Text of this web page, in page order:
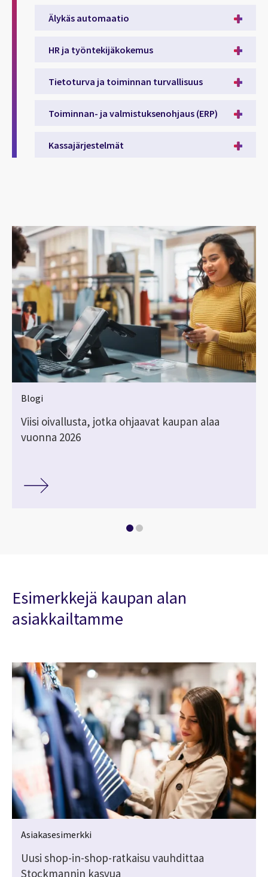
Älykäs automaatio
HR ja työntekijäkokemus
Tietoturva ja toiminnan turvallisuus
Toiminnan- ja valmistuksenohjaus (ERP)
Kassajärjestelmät
Blogi
Viisi oivallusta, jotka ohjaavat kaupan alaa
vuonna 2026
Esimerkkejä kaupan alan
asiakkailtamme
Asiakasesimerkki
Uusi shop-in-shop-ratkaisu vauhdittaa
Stockmannin kasvua